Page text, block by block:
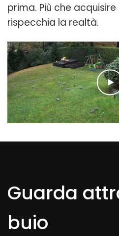
prima. Più che
rispecchia la realtà.
Guarda
buio